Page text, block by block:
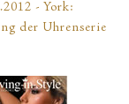
- York:
der Uhrenserie